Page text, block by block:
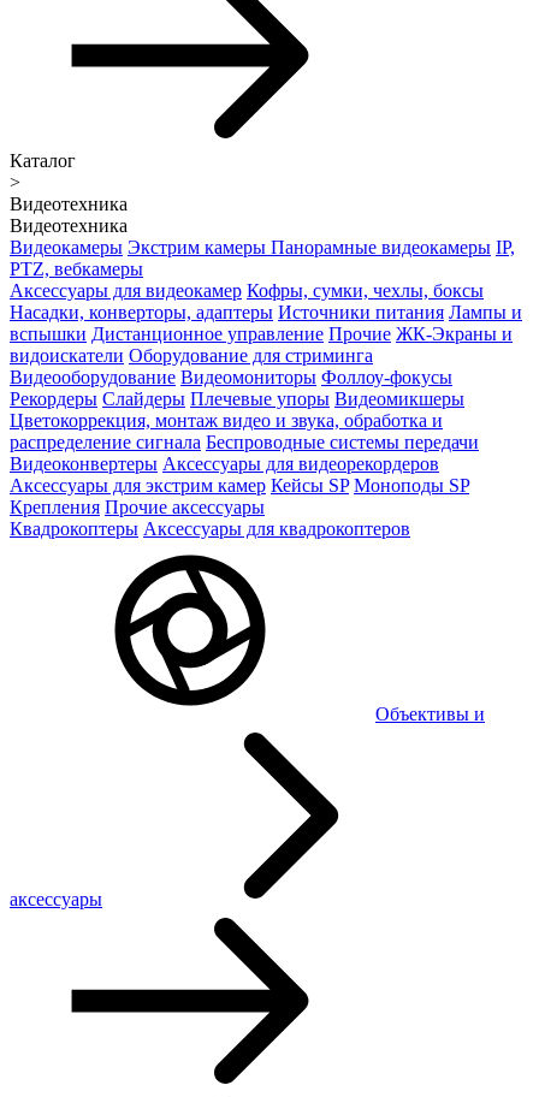
Каталог
>
Видеотехника
Видеотехника
Видеокамеры Экстрим камеры Панорамные видеокамеры IP,
PTZ, вебкамеры
Аксессуары для видеокамер Кофры, сумки, чехлы, боксы
Насадки, конверторы, адаптеры Источники питания Лампы и
вспышки Дистанционное управление Прочие ЖК-Экраны и
видоискатели Оборудование для стриминга
Видеооборудование Видеомониторы Фоллоу-фокусы
Рекордеры Слайдеры Плечевые упоры Видеомикшеры
Цветокоррекция, монтаж видео и звука, обработка и
распределение сигнала Беспроводные системы передачи
Видеоконвертеры Аксессуары для видеорекордеров
Аксессуары для экстрим камер Кейсы SP Моноподы SP
Крепления Прочие аксессуары
Квадрокоптеры Аксессуары для квадрокоптеров
Объективы и
аксессуары